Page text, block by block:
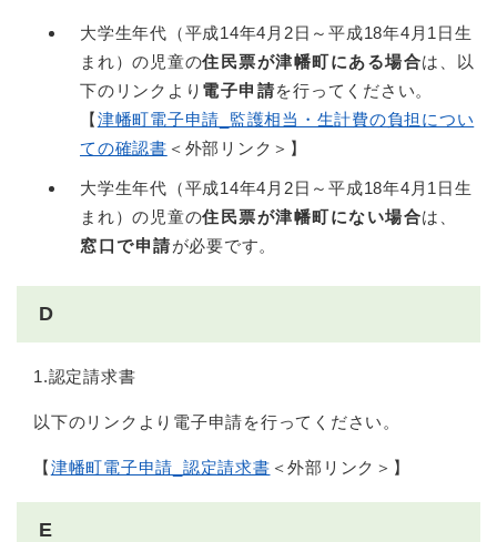
大学生年代（平成14年4月2日～平成18年4月1日生
まれ）の児童の住民票が津幡町にある場合は、以
下のリンクより 電子申請を行ってください。
【津幡町電子申請_監護相当・生計費の負担につい
ての確認書 ＜外部リンク＞ 】
大学生年代（平成14年4月2日～平成18年4月1日生
まれ）の児童の住民票が津幡町にない場合は、
窓口で申請が必要です。
D
1.認定請求書
以下のリンクより電子申請を行ってください。
【津幡町電子申請_認定請求書 ＜外部リンク＞ 】
E